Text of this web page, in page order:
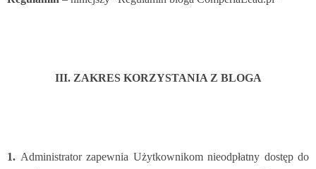
III. ZAKRES KORZYSTANIA Z BLOGA
1. Administrator zapewnia Użytkownikom nieodpłatny dostęp do